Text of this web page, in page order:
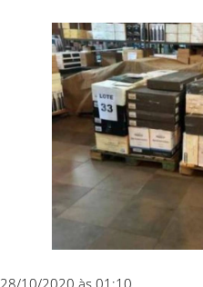
28/10/2020 às 01:10